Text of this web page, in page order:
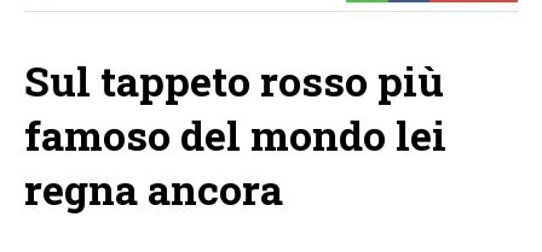
Sul tappeto rosso più
famoso del mondo lei
regna ancora